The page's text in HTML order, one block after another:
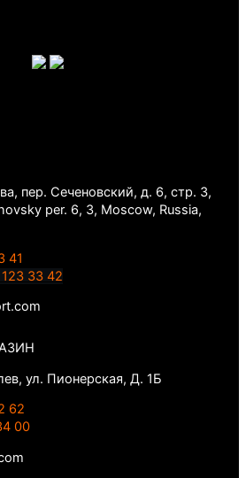
пер. Сеченовский, д. 6, стр. 3,
per. 6, 3, Moscow, Russia,
41
33 42
ул. Пионерская, Д. 1Б
62
00